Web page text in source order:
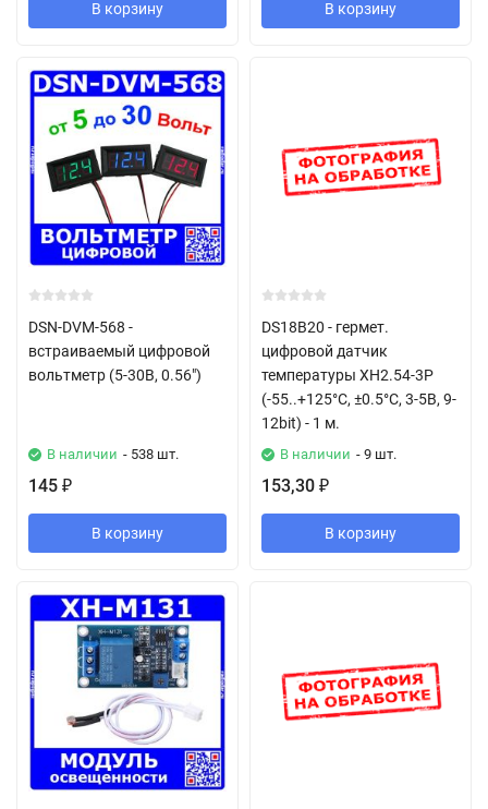
В корзину В корзину
DSN-DVM-568 -
встраиваемый цифровой
вольтметр (5-30В, 0.56")
В наличии - 538 шт.
145 ₽
В корзину
DS18B20 - гермет.
цифровой датчик
температуры XH2.54-3P
(-55..+125°C, ±0.5°C, 3-5В, 9-
12bit) - 1 м.
В наличии - 9 шт.
153,30 ₽
В корзину